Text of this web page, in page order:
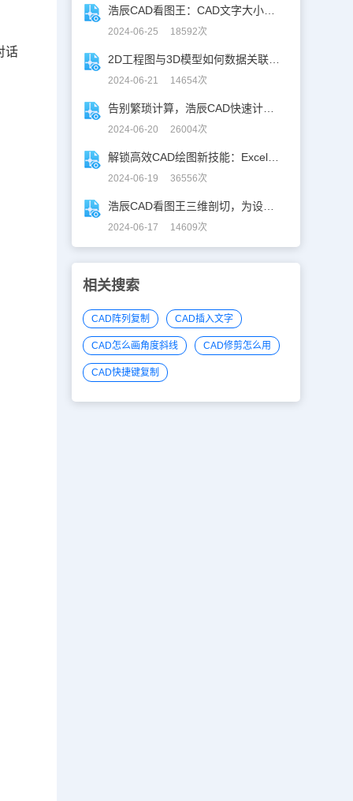
话
2024-06-25 18592次
2024-06-21 14654次
2024-06-20 26004次
2024-06-19 36556次
2024-06-17 14609次
相关搜索
CAD阵列复制 CAD插入文字
CAD怎么画角度斜线 CAD修剪怎么用
CAD快捷键复制